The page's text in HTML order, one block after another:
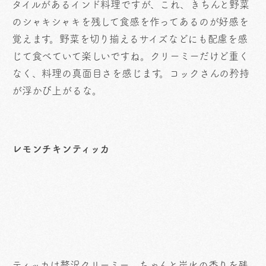
タイルがあるインド料理ですが、これ、きちんと野菜
のシャキシャキを残して食感を作ってあるのが好感を
覚えます。野菜を切り揃えるサイズなどにも配慮を感
じて食べていて楽しいですね。クリーミーだけど重く
なく、料理の真面目さを感じます。コックさんの矜持
が浮かび上がるな。
レモンチキンティッカ